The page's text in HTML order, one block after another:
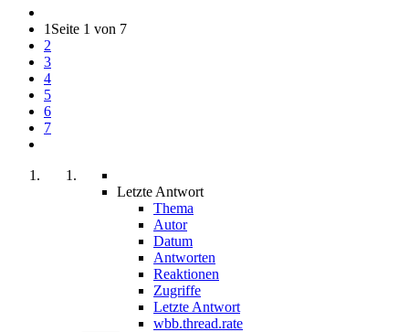
1 Seite 1 von 7
2
3
4
5
6
7
Letzte Antwort
Thema
Autor
Datum
Antworten
Reaktionen
Zugriffe
Letzte Antwort
wbb.thread.rate